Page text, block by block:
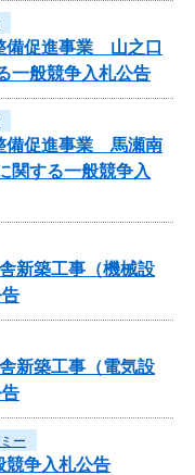
備促進事業 山之口
一般競争入札公告
備促進事業 馬瀬南
する一般競争入
新築工事（機械設
新築工事（電気設
ー
競争入札公告